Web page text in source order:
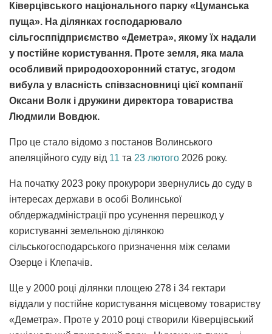
Ківерцівського національного парку «Цуманська
пуща». На ділянках господарювало
сільгосппідприємство «Деметра», якому їх надали
у постійне користування. Проте земля, яка мала
особливий природоохоронний статус, згодом
вибула у власність співзасновниці цієї компанії
Оксани Волк і дружини директора товариства
Людмили Вовдюк.
Про це стало відомо з постанов Волинського
апеляційного суду від 11 та 23 лютого 2026 року.
На початку 2023 року прокурори звернулись до суду в
інтересах держави в особі Волинської
облдержадміністрації про усунення перешкод у
користуванні земельною ділянкою
сільськогосподарського призначення між селами
Озерце і Клепачів.
Ще у 2000 році ділянки площею 278 і 34 гектари
віддали у постійне користування місцевому товариству
«Деметра». Проте у 2010 році створили Ківерцівський